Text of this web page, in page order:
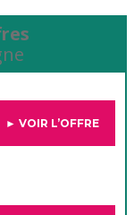
► VOIR L’OFFRE